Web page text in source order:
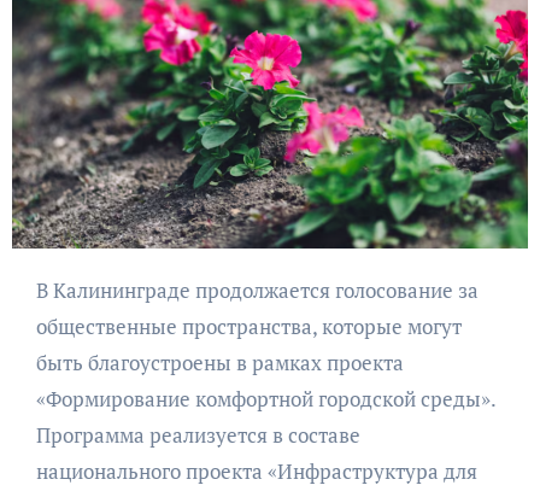
В Калининграде продолжается голосование за
общественные пространства, которые могут
быть благоустроены в рамках проекта
«Формирование комфортной городской среды».
Программа реализуется в составе
национального проекта «Инфраструктура для